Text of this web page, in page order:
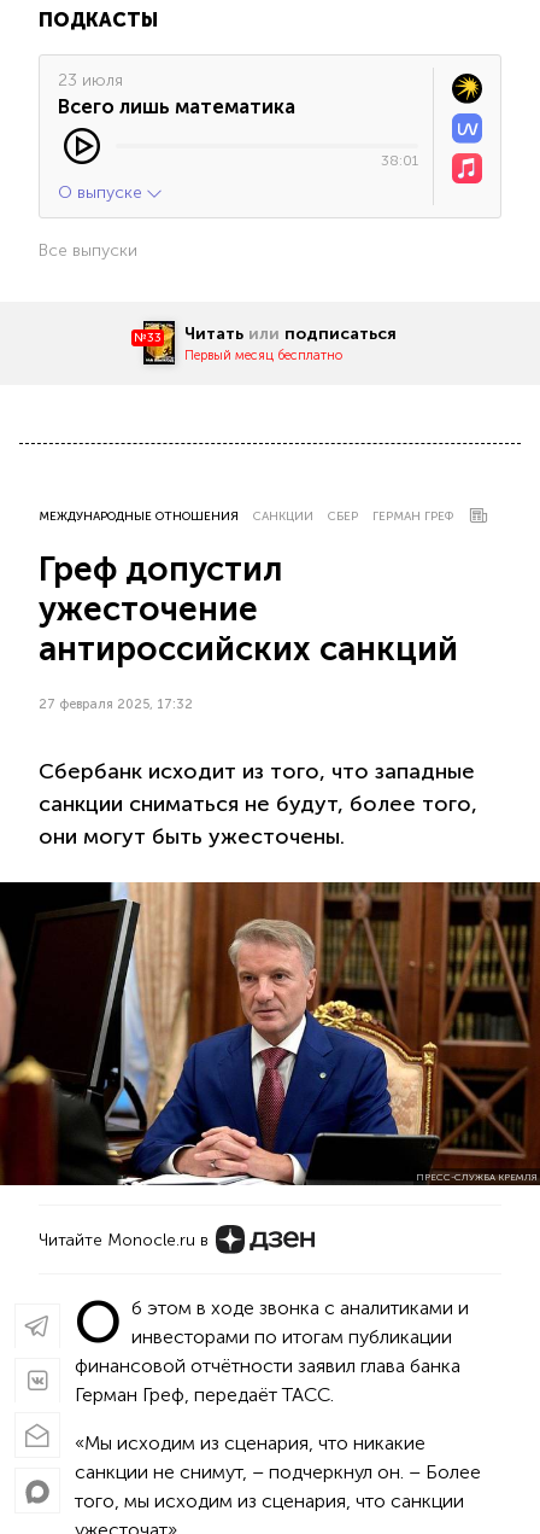
ПОДКАСТЫ
23 июля
Всего лишь математика
38:01
О выпуске
Все выпуски
№33 Читать или подписаться
Первый месяц бесплатно
МЕЖДУНАРОДНЫЕ ОТНОШЕНИЯ САНКЦИИ СБЕР ГЕРМАН ГРЕФ
Греф допустил
ужесточение
антироссийских санкций
27 февраля 2025, 17:32
Сбербанк исходит из того, что западные
санкции сниматься не будут, более того,
они могут быть ужесточены.
ПРЕСС-СЛУЖБА КРЕМЛЯ
Читайте Monocle.ru в
О б этом в ходе звонка с аналитиками и
инвесторами по итогам публикации
финансовой отчётности заявил глава банка
Герман Греф, передаёт ТАСС.
«Мы исходим из сценария, что никакие
санкции не снимут, – подчеркнул он. – Более
того, мы исходим из сценария, что санкции